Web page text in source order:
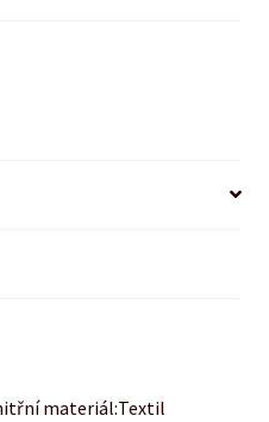
materiál:Textil